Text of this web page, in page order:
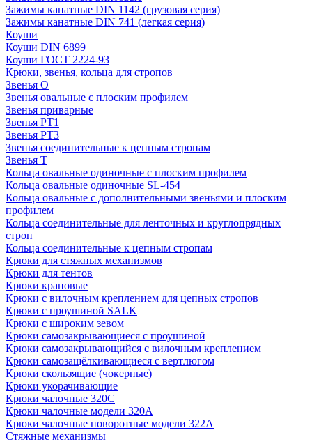
Зажимы канатные DIN 1142 (грузовая серия)
Зажимы канатные DIN 741 (легкая серия)
Коуши
Коуши DIN 6899
Коуши ГОСТ 2224-93
Крюки, звенья, кольца для стропов
Звенья О
Звенья овальные с плоским профилем
Звенья приварные
Звенья РТ1
Звенья РТ3
Звенья соединительные к цепным стропам
Звенья Т
Кольца овальные одиночные c плоским профилем
Кольца овальные одиночные SL-454
Кольца овальные с дополнительными звеньями и плоским
профилем
Кольца соединительные для ленточных и круглопрядных
строп
Кольца соединительные к цепным стропам
Крюки для стяжных механизмов
Крюки для тентов
Крюки крановые
Крюки с вилочным креплением для цепных стропов
Крюки с проушиной SALK
Крюки с широким зевом
Крюки самозакрывающиеся с проушиной
Крюки самозакрывающийся с вилочным креплением
Крюки самозащёлкивающиеся с вертлюгом
Крюки скользящие (чокерные)
Крюки укорачивающие
Крюки чалочные 320C
Крюки чалочные модели 320А
Крюки чалочные поворотные модели 322А
Стяжные механизмы